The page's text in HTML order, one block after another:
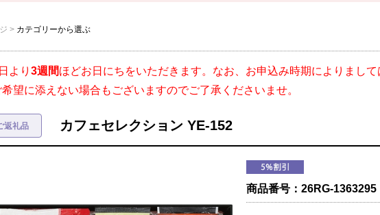
カテゴリーから選ぶ
より 3週間ほどお日にちをいただきます。なお、お申込み時期によりまし
望に添えない場合もございますのでご了承くださいませ。
カフェセレクション YE-152
商品番号： 26RG-1363295